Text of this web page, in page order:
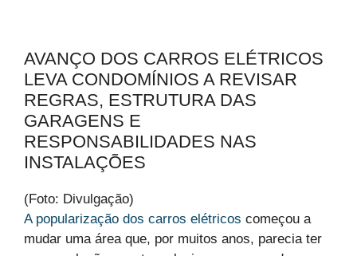
AVANÇO DOS CARROS ELÉTRICOS
LEVA CONDOMÍNIOS A REVISAR
REGRAS, ESTRUTURA DAS
GARAGENS E
RESPONSABILIDADES NAS
INSTALAÇÕES
(Foto: Divulgação)
A popularização dos carros elétricos começou a
mudar uma área que, por muitos anos, parecia ter